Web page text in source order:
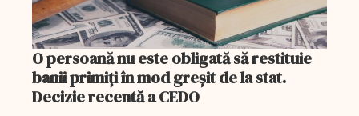
O persoană nu este obligată să restituie
banii primiți în mod greșit de la stat.
Decizie recentă a CEDO